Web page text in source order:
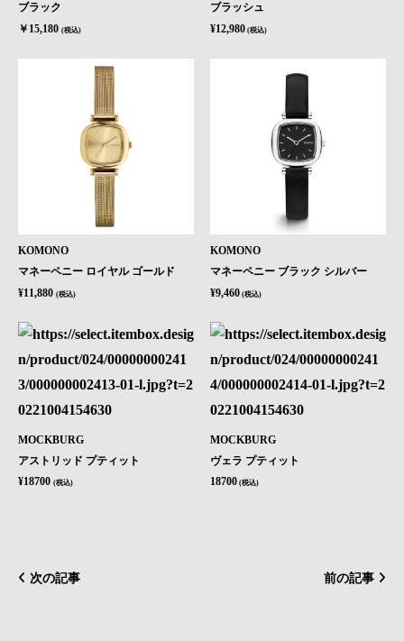
ブラック
￥15,180 (税込)
ブラッシュ
¥12,980 (税込)
KOMONO
マネーペニー ロイヤル ゴールド
¥11,880 (税込)
KOMONO
マネーペニー ブラック シルバー
¥9,460 (税込)
MOCKBURG
アストリッド プティット
¥18700 (税込)
MOCKBURG
ヴェラ プティット
18700 (税込)
次の記事 前の記事